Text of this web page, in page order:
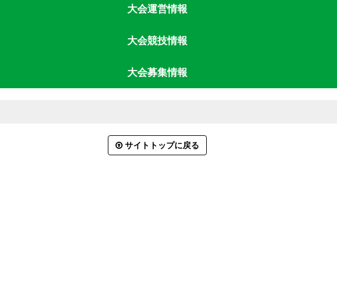
大会運営情報
大会競技情報
大会募集情報
サイトトップに戻る